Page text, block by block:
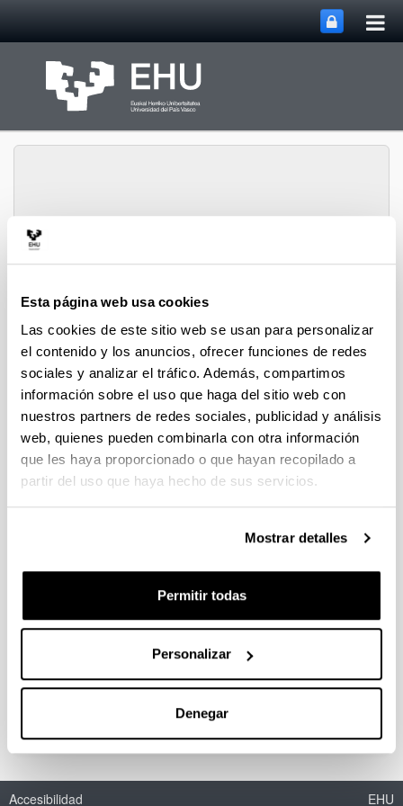
Esta página web usa cookies
Las cookies de este sitio web se usan para personalizar
el contenido y los anuncios, ofrecer funciones de redes
sociales y analizar el tráfico. Además, compartimos
información sobre el uso que haga del sitio web con
nuestros partners de redes sociales, publicidad y análisis
web, quienes pueden combinarla con otra información
que les haya proporcionado o que hayan recopilado a
partir del uso que haya hecho de sus servicios.
Mostrar detalles
Permitir todas
Personalizar
Denegar
Ingeniería Química y del
Medio Ambiente
Tesis Doctorales (2022)
Design of chitosan-based materials
for food applications
Universidad del País Vasco / Euskal Herriko
Unibertsitatea (UPV/EHU)
Personas encargadas de la dirección:
Koro de la Caba eta Pedro Guerrero
Accesibilidad EHU